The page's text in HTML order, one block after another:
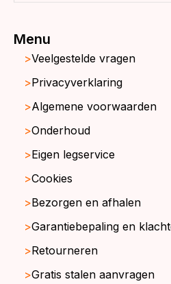
Menu
Veelgestelde vragen
Privacyverklaring
Algemene voorwaarden
Onderhoud
Eigen legservice
Cookies
Bezorgen en afhalen
Garantiebepaling en
Retourneren
Gratis stalen aanvragen